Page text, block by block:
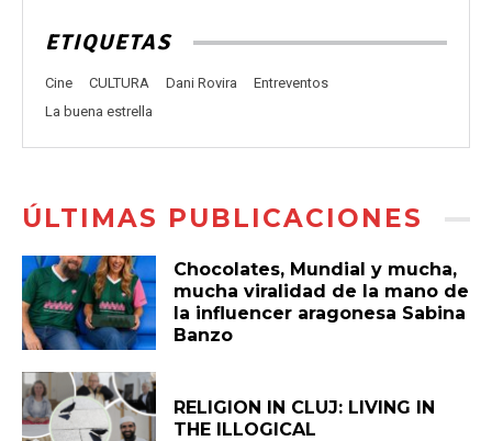
ETIQUETAS
Cine CULTURA Dani Rovira
Entreventos
La buena estrella
ÚLTIMAS PUBLICACIONES
Chocolates, Mundial y mucha,
mucha viralidad de la mano de
la influencer aragonesa Sabina
Banzo
RELIGION IN CLUJ: LIVING IN
THE ILLOGICAL